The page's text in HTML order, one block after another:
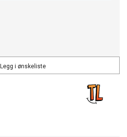
Legg i ønskeliste